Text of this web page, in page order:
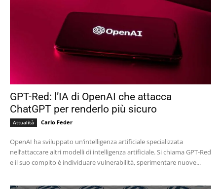
GPT-Red: l’IA di OpenAI che attacca
ChatGPT per renderlo più sicuro
Attualità Carlo Feder
OpenAI ha sviluppato un’intelligenza artificiale specializzata
nell’attaccare altri modelli di intelligenza artificiale. Si chiama GPT-Red
e il suo compito è individuare vulnerabilità, sperimentare nuove...